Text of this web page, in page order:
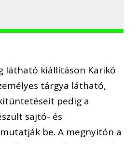
látható kiállításon Karikó
tárgya látható,
pedig a
sajtó- és
be. A megnyitón a